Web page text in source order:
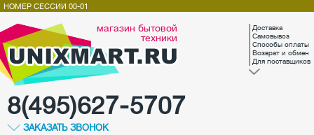
магазин бытовой
техники
8(495)627-5707
ЗАКАЗАТЬ ЗВОНОК
Доставка
Самовывоз
Способы оплаты
Возврат и обмен
Для поставщиков
НОМЕР СЕССИИ 00-01